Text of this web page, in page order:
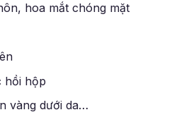
hoa mắt chóng mặt
hồi hộp
vàng dưới da…